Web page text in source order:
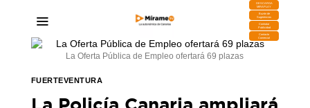
DESCARGA
MIRAPLAY
Buzón de
Sugerencias
Contratar
Publicidad
Contacto
Comercial
La Oferta Pública de Empleo ofertará 69 plazas
FUERTEVENTURA
La Policía Canaria ampliará